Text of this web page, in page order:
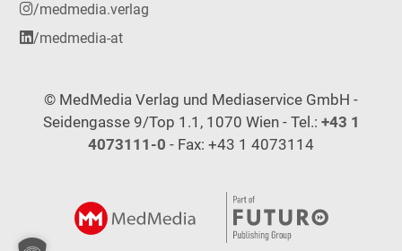
/medmedia.verlag
/medmedia-at
© MedMedia Verlag und Mediaservice GmbH -
Seidengasse 9/Top 1.1, 1070 Wien - Tel.: +43 1
4073111-0 - Fax: +43 1 4073114